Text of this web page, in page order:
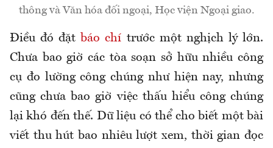
thông và Văn hóa đối ngoại, Học viện Ngoại giao.
Điều đó đặt báo chí trước một nghịch lý lớn.
Chưa bao giờ các tòa soạn sở hữu nhiều công
cụ đo lường công chúng như hiện nay, nhưng
cũng chưa bao giờ việc thấu hiểu công chúng
lại khó đến thế. Dữ liệu có thể cho biết một bài
viết thu hút bao nhiêu lượt xem, thời gian đọc